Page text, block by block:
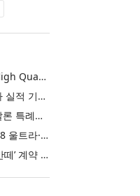
L&F Achieves Record-High Quarterly Shipments, Begins LFP Supply for North American ESS in Q3 Advancing its Two-Track NCM and LFP Growth Strategy
엘앤에프, 분기 최대 출하 실적 기록… 3분기 북미 ESS향 LFP 공급 착수 NCM+LFP ‘2-Track’ 성장 전략 실현
IBK기업은행 ‘i-ONE 햇살론 특례보증’ 출시
삼성전자, ‘갤럭시 Z 폴드8 울트라·폴드8·플립8’과 ‘갤럭시 워치 울트라2·워치9’ 국내 공식 출시
현대자동차 ‘디 올 뉴 아반떼’ 계약 첫날 1만 대 돌파